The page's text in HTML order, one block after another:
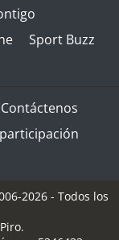
Sport Buzz
Contáctenos
2026 - Todos los